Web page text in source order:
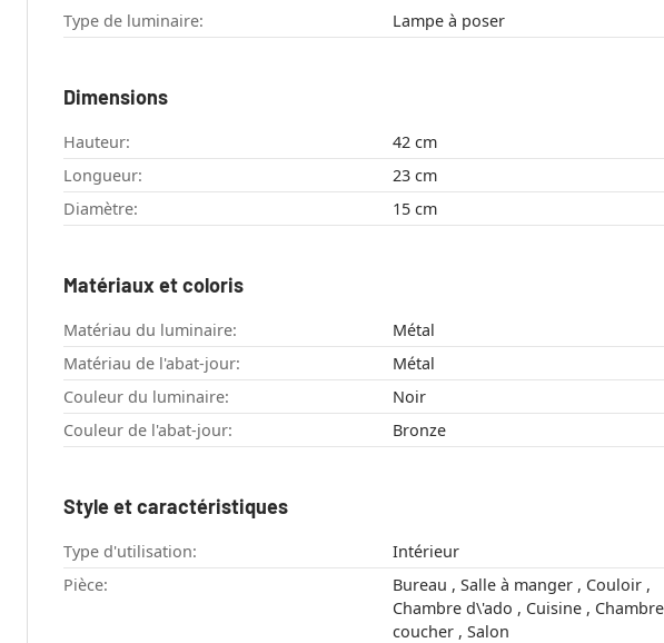
Type de luminaire: Lampe à poser
Dimensions
Hauteur:
42 cm
Longueur:
23 cm
Diamètre:
15 cm
Matériaux et coloris
Matériau du luminaire:
Métal
Matériau de l'abat-jour:
Métal
Couleur du luminaire:
Noir
Couleur de l'abat-jour:
Bronze
Style et caractéristiques
Type d'utilisation:
Intérieur
Pièce:
Bureau , Salle à manger , Couloir ,
Chambre d\'ado , Cuisine , Chambre à
coucher , Salon